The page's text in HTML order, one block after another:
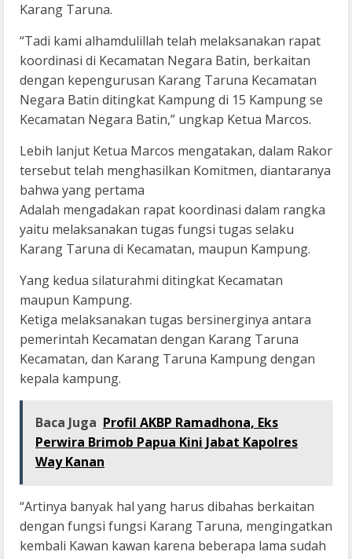
Karang Taruna.
“Tadi kami alhamdulillah telah melaksanakan rapat
koordinasi di Kecamatan Negara Batin, berkaitan
dengan kepengurusan Karang Taruna Kecamatan
Negara Batin ditingkat Kampung di 15 Kampung se
Kecamatan Negara Batin,” ungkap Ketua Marcos.
Lebih lanjut Ketua Marcos mengatakan, dalam Rakor
tersebut telah menghasilkan Komitmen, diantaranya
bahwa yang pertama
Adalah mengadakan rapat koordinasi dalam rangka
yaitu melaksanakan tugas fungsi tugas selaku
Karang Taruna di Kecamatan, maupun Kampung.
Yang kedua silaturahmi ditingkat Kecamatan
maupun Kampung.
Ketiga melaksanakan tugas bersinerginya antara
pemerintah Kecamatan dengan Karang Taruna
Kecamatan, dan Karang Taruna Kampung dengan
kepala kampung.
Baca Juga Profil AKBP Ramadhona, Eks
Perwira Brimob Papua Kini Jabat Kapolres
Way Kanan
“Artinya banyak hal yang harus dibahas berkaitan
dengan fungsi fungsi Karang Taruna, mengingatkan
kembali Kawan kawan karena beberapa lama sudah